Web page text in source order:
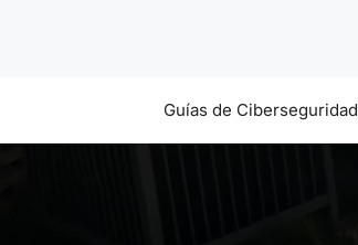
Guías de Ciberseguridad